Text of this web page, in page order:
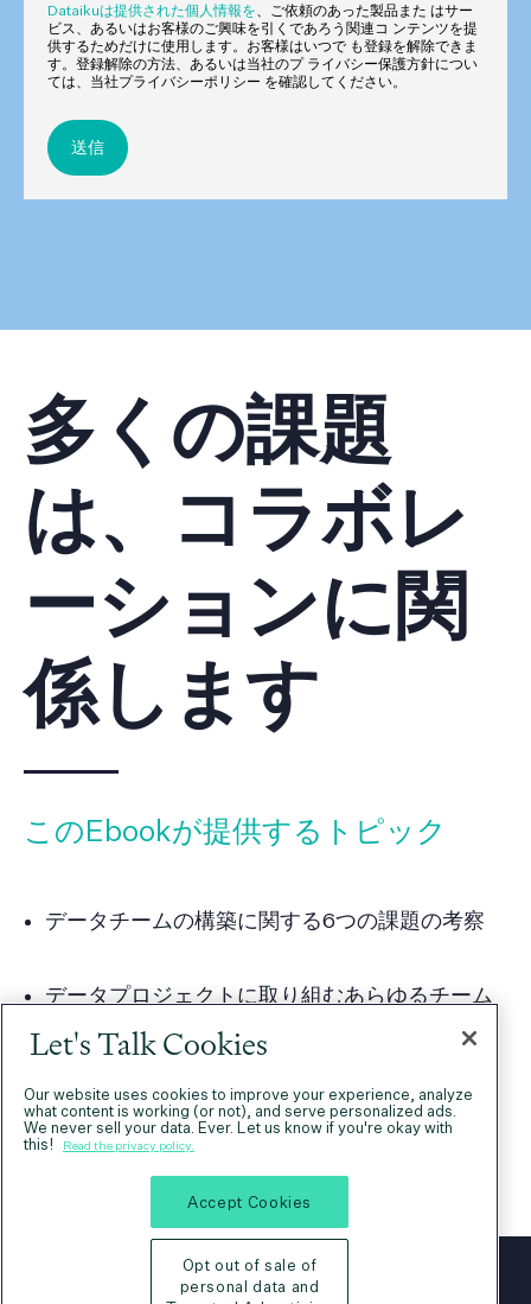
Dataikuは提供された個人情報を、ご依頼のあった製品また はサー
ビス、あるいはお客様のご興味を引くであろう関連コ ンテンツを提
供するためだけに使用します。お客様はいつで も登録を解除できま
す。登録解除の方法、あるいは当社のプ ライバシー保護方針につい
ては、当社プライバシーポリシー を確認してください。
多くの課題
は、コラボレ
ーションに関
係します
このEbookが提供するトピック
データチームの構築に関する6つの課題の考察
データプロジェクトに取り組むあらゆるチーム
ション
... ほか多数！
Let's Talk Cookies
Our website uses cookies to improve your experience, analyze
what content is working (or not), and serve personalized ads.
We never sell your data. Ever. Let us know if you're okay with
this!
Read the privacy policy.
Accept Cookies
Opt out of sale of
personal data and